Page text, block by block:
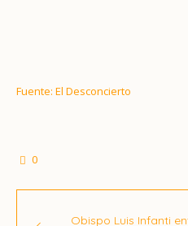
Fuente: El Desconcierto
0
Obispo Luis Infanti